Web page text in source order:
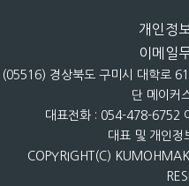
개인정
이메일
(05516) 경상북도 구미시 대학로
단 메이커
대표전화 : 054-478-6752
대표 및 개인정
COPYRIGHT(C)